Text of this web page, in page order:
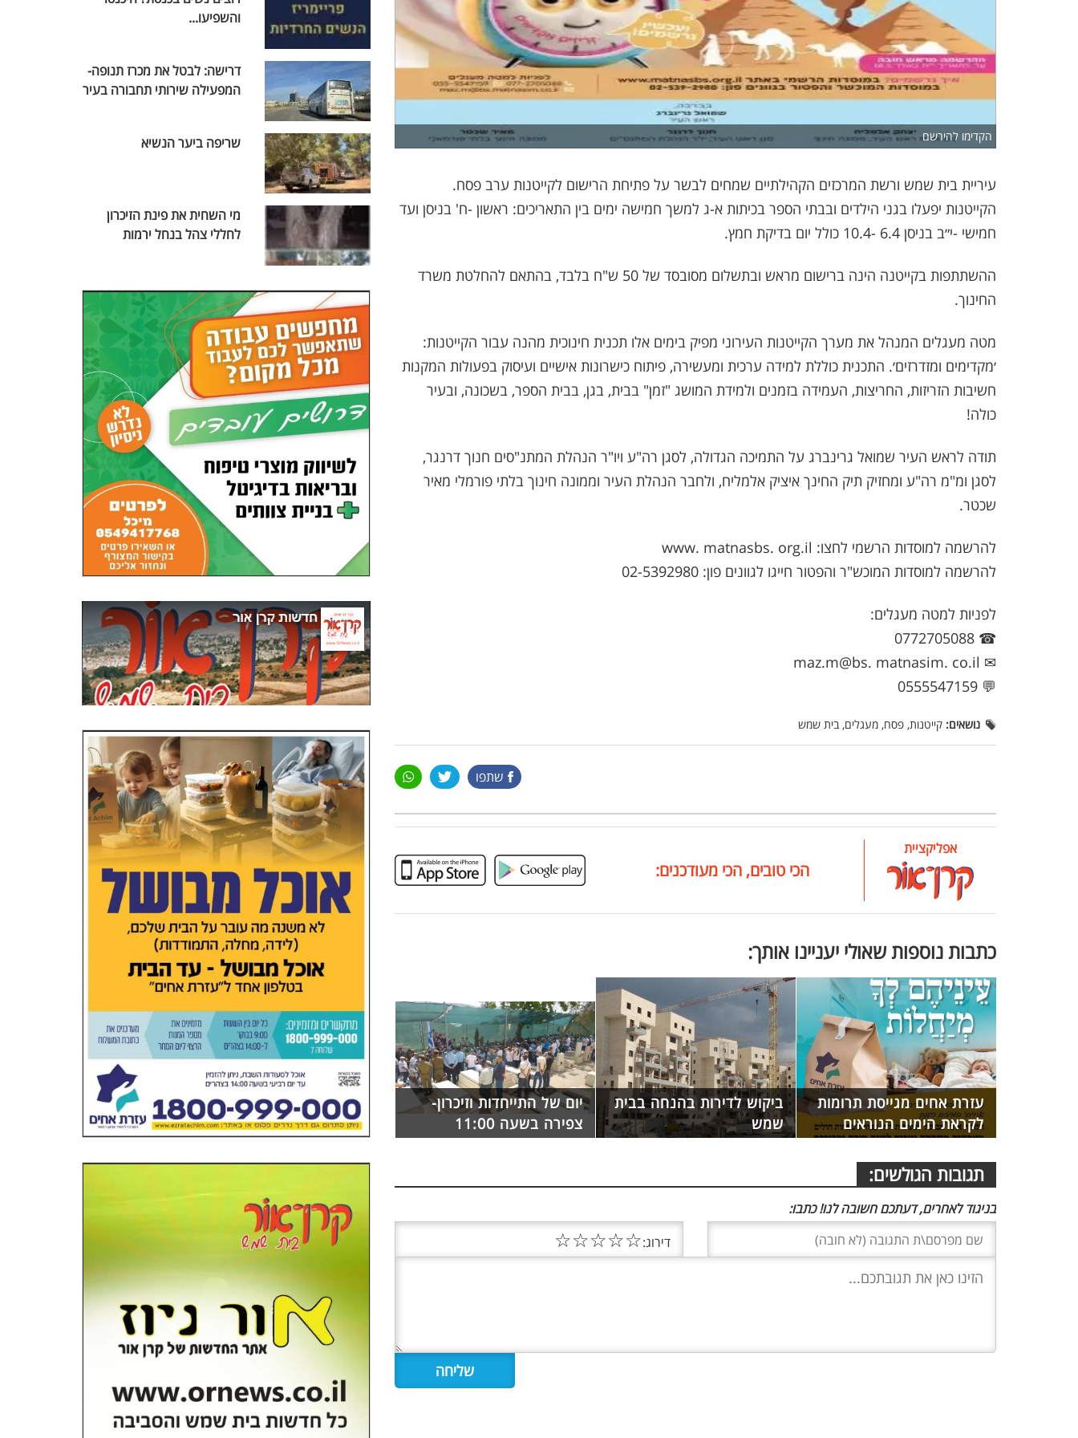
הקדימו להירשם
עיריית בית שמש ורשת המרכזים הקהילתיים שמחים לבשר על פתיחת הרישום לקייטנות ערב פסח.
הקייטנות יפעלו בגני הילדים ובבתי הספר בכיתות א-ג למשך חמישה ימים בין התאריכים: ראשון -ח' בניסן ועד
חמישי -י״ב בניסן 6.4 -10.4 כולל יום בדיקת חמץ.
ההשתתפות בקייטנה הינה ברישום מראש ובתשלום מסובסד של 50 ש"ח בלבד, בהתאם להחלטת משרד
החינוך.
מטה מעגלים המנהל את מערך הקייטנות העירוני מפיק בימים אלו תכנית חינוכית מהנה עבור הקייטנות:
׳מקדימים ומזדרזים׳. התכנית כוללת למידה ערכית ומעשירה, פיתוח כישרונות אישיים ועיסוק בפעולות המקנות
חשיבות הזריזות, החריצות, העמידה בזמנים ולמידת המושג "זמן" בבית, בגן, בבית הספר, בשכונה, ובעיר
כולה!
תודה לראש העיר שמואל גרינברג על התמיכה הגדולה, לסגן רה"ע ויו"ר הנהלת המתנ"סים חנוך דרנגר,
לסגן ומ"מ רה"ע ומחזיק תיק החינך איציק אלמליח, ולחבר הנהלת העיר וממונה חינוך בלתי פורמלי מאיר
שכטר.
להרשמה למוסדות הרשמי לחצו: www. matnasbs. org.il
להרשמה למוסדות המוכש"ר והפטור חייגו לגוונים פון: 02-5392980
לפניות למטה מעגלים:
☎ 0772705088
✉ maz.m@bs. matnasim. co.il
💬 0555547159
נושאים: קייטנות, פסח, מעגלים, בית שמש
שתפו
אפליקציית
הכי טובים, הכי מעודכנים:
כתבות נוספות שאולי יעניינו אותך:
עזרת אחים מגייסת תרומות
לקראת הימים הנוראים
ביקוש לדירות בהנחה בבית
שמש
יום של התייחדות וזיכרון-
צפירה בשעה 11:00
תגובות הגולשים:
בניגוד לאחרים, דעתכם חשובה לנו! כתבו:
דירוג:☆
☆
☆
☆
☆
והשפיעו...
דרישה: לבטל את מכרז תנופה-
המפעילה שירותי תחבורה בעיר
שריפה ביער הנשיא
מי השחית את פינת הזיכרון
לחללי צהל בנחל ירמות